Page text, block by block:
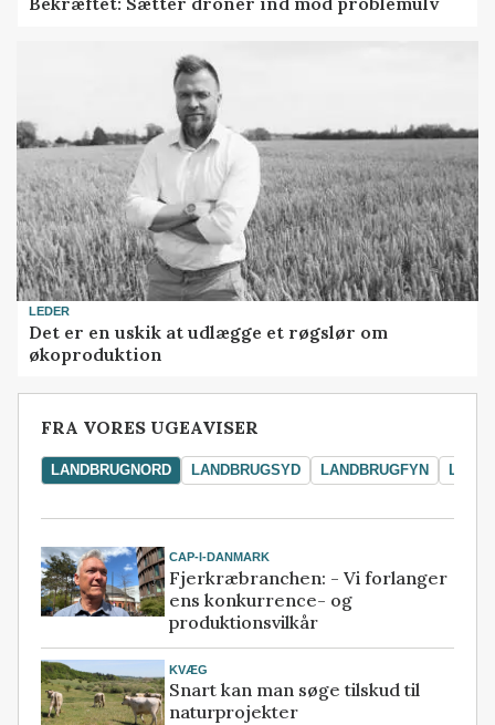
LEDER
Det er en uskik at udlægge et røgslør om
økoproduktion
FRA VORES UGEAVISER
LANDBRUGNORD LANDBRUGSYD LANDBRUGFYN
CAP-I-DANMARK
Fjerkræbranchen: - Vi forlanger
ens konkurrence- og
produktionsvilkår
KVÆG
Snart kan man søge tilskud til
naturprojekter